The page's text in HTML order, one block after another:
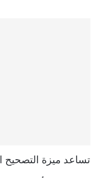
تساعد ميزة التصحيح